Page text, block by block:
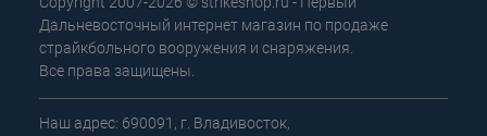
Дальневосточный интернет магазин по продаже
страйкбольного вооружения и снаряжения.
Все права защищены.
Наш адрес: 690091, г. Владивосток,